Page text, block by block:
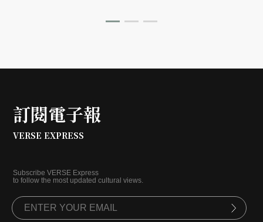
訂閱電子報
VERSE EXPRESS
Subscribe VERSE Express
to follow the most updated cultural views.